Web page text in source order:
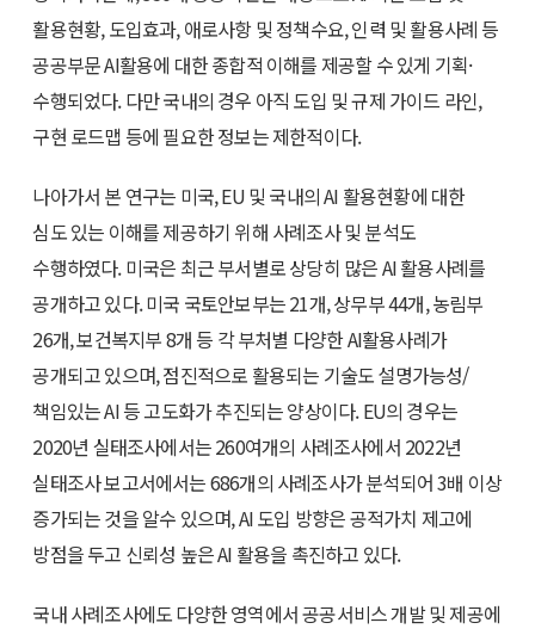
활용현황, 도입효과, 애로사항 및 정책수요, 인력 및 활용사례 등
공공부문 AI활용에 대한 종합적 이해를 제공할 수 있게 기획·
수행되었다. 다만 국내의 경우 아직 도입 및 규제 가이드 라인,
구현 로드맵 등에 필요한 정보는 제한적이다.
나아가서 본 연구는 미국, EU 및 국내의 AI 활용현황에 대한
심도 있는 이해를 제공하기 위해 사례조사 및 분석도
수행하였다. 미국은 최근 부서별로 상당히 많은 AI 활용사례를
공개하고 있다. 미국 국토안보부는 21개, 상무부 44개, 농림부
26개, 보건복지부 8개 등 각 부처별 다양한 AI활용사례가
공개되고 있으며, 점진적으로 활용되는 기술도 설명가능성/
책임있는 AI 등 고도화가 추진되는 양상이다. EU의 경우는
2020년 실태조사에서는 260여개의 사례조사에서 2022년
실태조사 보고서에서는 686개의 사례조사가 분석되어 3배 이상
증가되는 것을 알수 있으며, AI 도입 방향은 공적가치 제고에
방점을 두고 신뢰성 높은 AI 활용을 촉진하고 있다.
국내 사례조사에도 다양한 영역에서 공공서비스 개발 및 제공에